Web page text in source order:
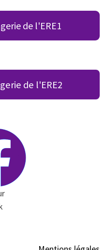
de l'ERE1
de l'ERE2